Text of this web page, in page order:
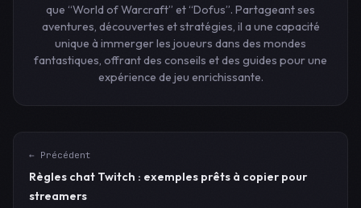
que “World of Warcraft” et “Dofus”. Partageant ses
aventures, découvertes et stratégies, il a une capacité
unique à immerger les joueurs dans des mondes
fantastiques, offrant des conseils et des guides pour une
expérience de jeu enrichissante.
← Précédent
Règles chat Twitch : exemples prêts à copier pour
streamers